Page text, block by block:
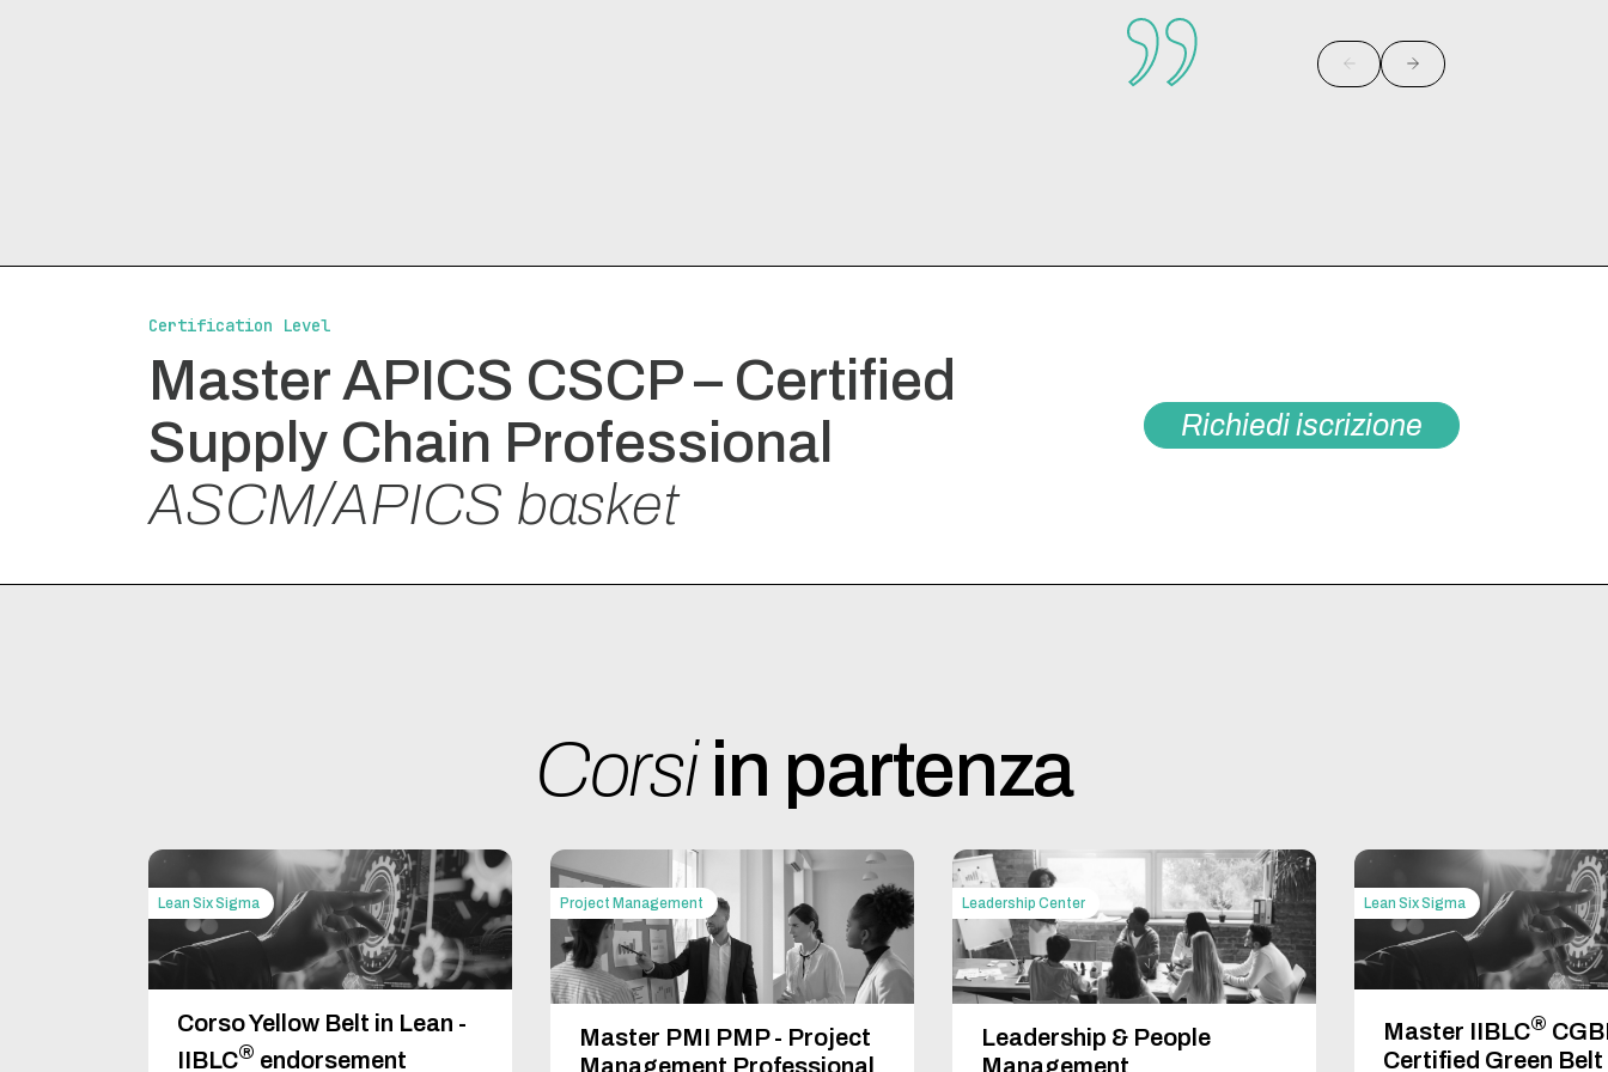
Customer Relationships
Supplier and Supply Chain Relationships
Module 7: Supply Chain Risk
Risk Management and Supply Chain Risk
Risk Analysis and Response
Modulo Aggiuntivo per corsi in house: Serious Game
(1 giornata)
Questo modulo applicativo delle conoscenze acquisite, insieme ad un istruttore qualificato APICS, fa parte del
di Advance School. Nel corso di tale modulo, si esaminano le scelte tattiche e
strategiche da applicare nella Supply Chain per migliorare il P&L di un’azienda.
Certification Level
Master APICS CSCP – Certified
Supply Chain Professional
ASCM/APICS basket
Richiedi iscrizione
Corsiin partenza
Lean Six Sigma
Corso Yellow Belt in Lean -
IIBLC® endorsement
Project Management
Master PMI PMP - Project
Management Professional
Leadership Center
Leadership & People
Management
Lean Six Sigma
Master IIBLC®
Certified Green Belt